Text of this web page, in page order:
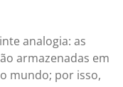
analogia: as
armazenadas em
mundo; por isso,